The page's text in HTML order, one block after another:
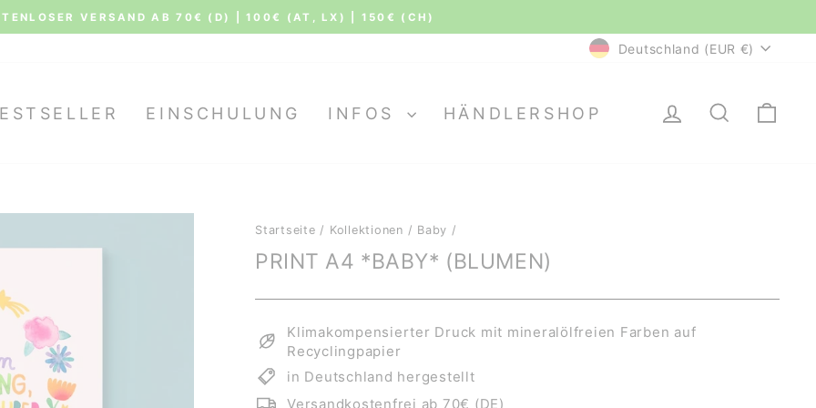
Pause
AUS 7.518 BEWERTUNGEN BEI TRUSTAMI Siehe alle Bewertungen.
WÄHRUNG
Deutschland (EUR €)
EINSCHULUNG INFOS HÄNDLERSHOP EINLOGGEN
SUCHE
Startseite / Kollektionen / Baby /
PRINT A4 *BABY* (BLUMEN)
Klimakompensierter Druck mit mineralölfreien Farben auf
Recyclingpapier
in Deutschland hergestellt
Versandkostenfrei ab 70€ (DE)